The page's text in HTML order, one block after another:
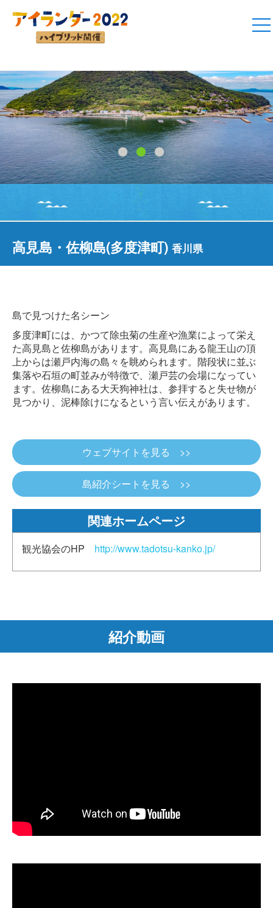
1 2 3
高見島・佐柳島(多度津町) 香川県
島で見つけた名シーン
多度津町には、かつて除虫菊の生産や漁業によって栄え
た高見島と佐柳島があります。高見島にある龍王山の頂
上からは瀬戸内海の島々を眺められます。階段状に並ぶ
集落や石垣の町並みが特徴で、瀬戸芸の会場になってい
ます。佐柳島にある大天狗神社は、参拝すると失せ物が
見つかり、泥棒除けになるという言い伝えがあります。
ウェブサイトを見る >>
島紹介シートを見る >>
関連ホームページ
観光協会のHP http://www.tadotsu-kanko.jp/
紹介動画